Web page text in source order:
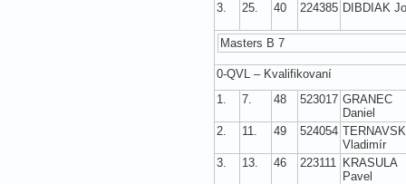
3.
25. 40 224385 DIBDIAK
Masters B 7
0-QVL – Kvalifikovaní
1.
7. 48 523017 GRANEC
Daniel
2.
11. 49 524054
Vladimír
3.
13. 46 223111 KRASULA
Pavel